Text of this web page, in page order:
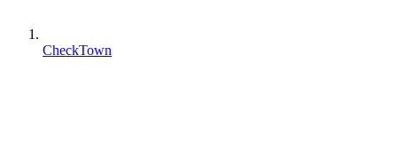
CheckTown